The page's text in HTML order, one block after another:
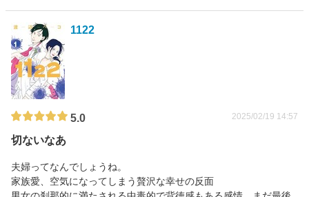
1122
5.0 2025/02/19 14:57
切ないなあ
夫婦ってなんでしょうね。
家族愛、空気になってしまう贅沢な幸せの反面